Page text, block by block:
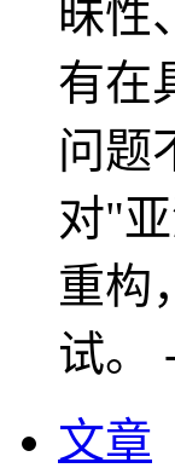
昧性
有在
问题
对"
重构
试。
文章